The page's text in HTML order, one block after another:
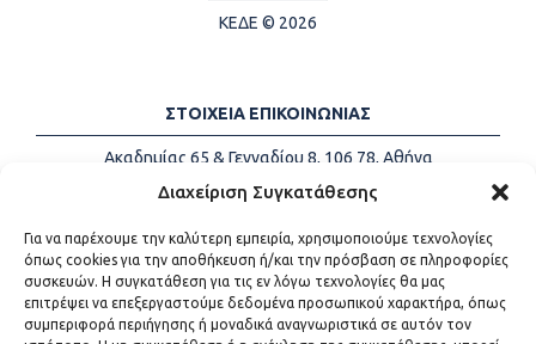
Διαχείριση Συγκατάθεσης
Για να παρέχουμε την καλύτερη εμπειρία, χρησιμοποιούμε τεχνολογίες
όπως cookies για την αποθήκευση ή/και την πρόσβαση σε πληροφορίες
συσκευών. Η συγκατάθεση για τις εν λόγω τεχνολογίες θα μας
επιτρέψει να επεξεργαστούμε δεδομένα προσωπικού χαρακτήρα, όπως
συμπεριφορά περιήγησης ή μοναδικά αναγνωριστικά σε αυτόν τον
ΚΕΔΕ © 2026
ΣΤΟΙΧΕΙΑ ΕΠΙΚΟΙΝΩΝΙΑΣ
Ακαδημίας 65 & Γενναδίου 8, 106 78, Αθήνα
Τηλέφωνα:
+30 213-2147500
Email:
info@kede.gr
ΧΡΗΣΙΜΟΙ ΣΥΝΔΕΣΜΟΙ